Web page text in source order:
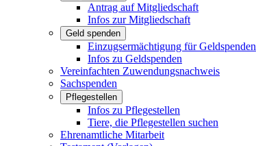
Antrag auf Mitgliedschaft
Infos zur Mitgliedschaft
Geld spenden
Einzugsermächtigung für Geldspenden
Infos zu Geldspenden
Vereinfachten Zuwendungsnachweis
Sachspenden
Pflegestellen
Infos zu Pflegestellen
Tiere, die Pflegestellen suchen
Ehrenamtliche Mitarbeit